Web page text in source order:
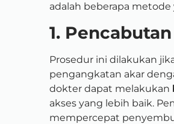
adalah beberapa
1.
Prosedur ini dilakukan
pengangkatan akar
dokter dapat melakukan
akses yang lebih baik.
mempercepat